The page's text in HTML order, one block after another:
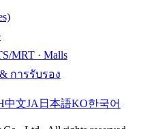
MRT · Malls
การรับรอง
中文JA 日本語KO한국어